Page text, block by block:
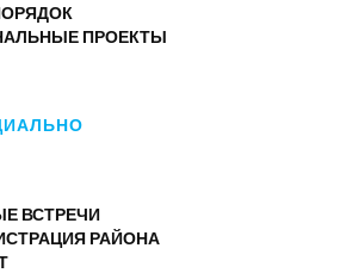
ПРОЕКТЫ
ВСТРЕЧИ
РАЙОНА